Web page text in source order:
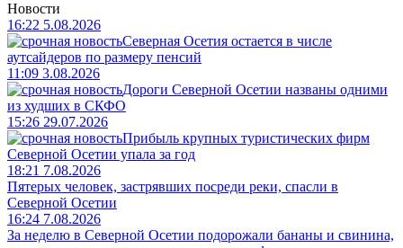
Новости
16:22 5.08.2026
Северная Осетия остается в числе
аутсайдеров по размеру пенсий
11:09 3.08.2026
Дороги Северной Осетии названы одними
из худших в СКФО
15:26 29.07.2026
Прибыль крупных туристических фирм
Северной Осетии упала за год
18:21 7.08.2026
Пятерых человек, застрявших посреди реки, спасли в
Северной Осетии
16:24 7.08.2026
За неделю в Северной Осетии подорожали бананы и свинина,